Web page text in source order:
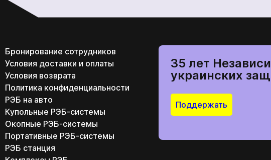
Бронирование сотрудников
Условия доставки и оплаты
Условия возврата
Политика конфиденциальности
РЭБ на авто
Купольные РЭБ-системы
Окопные РЭБ-системы
Портативные РЭБ-системы
РЭБ станция
35 лет
украинских
Поддержать